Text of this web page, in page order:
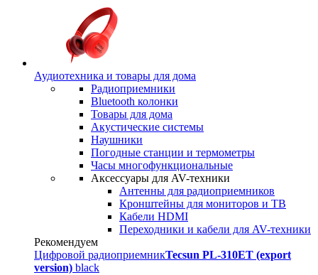
Аудиотехника и товары для дома
Радиоприемники
Bluetooth колонки
Товары для дома
Акустические системы
Наушники
Погодные станции и термометры
Часы многофункциональные
Аксессуары для AV-техники
Антенны для радиоприемников
Кронштейны для мониторов и ТВ
Кабели HDMI
Переходники и кабели для AV-техники
Рекомендуем
Цифровой радиоприемникTecsun PL-310ET (export
version) black